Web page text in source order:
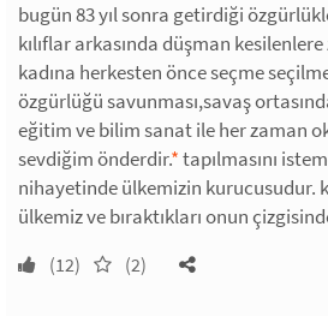
bugün 83 yıl sonra getirdiği
kılıflar arkasında düşman
kadına herkesten önce seçme
özgürlüğü savunması,savaş
eğitim ve bilim sanat ile her zaman
sevdiğim önderdir.*tapılmasını
nihayetinde ülkemizin kurucusudur.
ülkemiz ve bıraktıkları onun
(12) (2)